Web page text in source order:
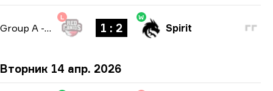
Group A - bo3
L
1 : 2
W
Spirit
Вторник 14 апр. 2026